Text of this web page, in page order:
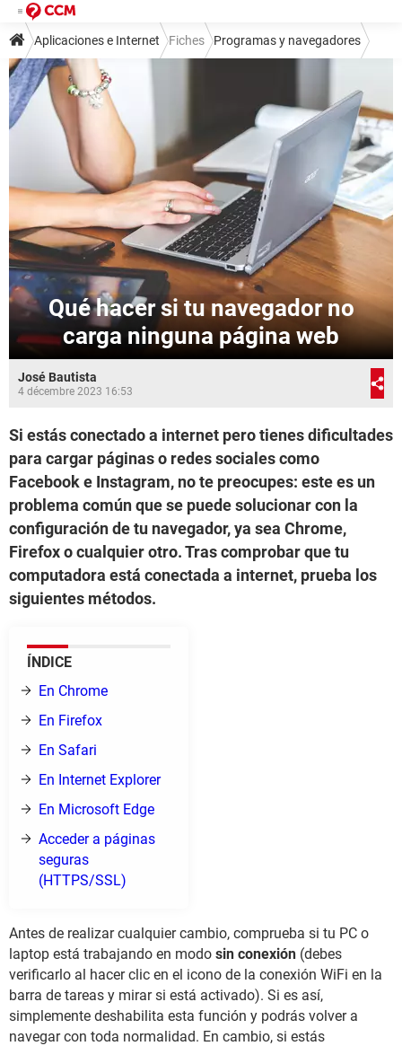
Aplicaciones e Internet Fiches Programas y navegadores
Qué hacer si tu navegador no
carga ninguna página web
José Bautista
4 décembre 2023 16:53
Si estás conectado a internet pero tienes dificultades
para cargar páginas o redes sociales como
Facebook e Instagram, no te preocupes: este es un
problema común que se puede solucionar con la
configuración de tu navegador, ya sea Chrome,
Firefox o cualquier otro. Tras comprobar que tu
computadora está conectada a internet, prueba los
siguientes métodos.
ÍNDICE
En Chrome
En Firefox
En Safari
En Internet Explorer
En Microsoft Edge
Acceder a páginas
seguras
(HTTPS/SSL)
Antes de realizar cualquier cambio, comprueba si tu PC o
laptop está trabajando en modo sin conexión (debes
verificarlo al hacer clic en el icono de la conexión WiFi en la
barra de tareas y mirar si está activado). Si es así,
simplemente deshabilita esta función y podrás volver a
navegar con toda normalidad. En cambio, si estás